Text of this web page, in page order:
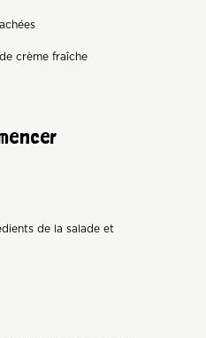
crème fraîche
de la salade et